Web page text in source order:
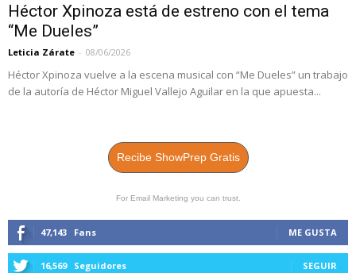
Héctor Xpinoza está de estreno con el tema
“Me Dueles”
Leticia Zárate - 08/06/2026
Héctor Xpinoza vuelve a la escena musical con “Me Dueles” un trabajo
de la autoría de Héctor Miguel Vallejo Aguilar en la que apuesta...
Recibe ShowPrep Gratis
For Email Marketing you can trust.
47,143 Fans ME GUSTA
16,569 Seguidores SEGUIR